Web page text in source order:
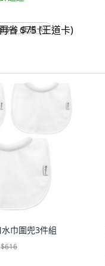
$75 (王道卡)
巾圍兜3件組
$616